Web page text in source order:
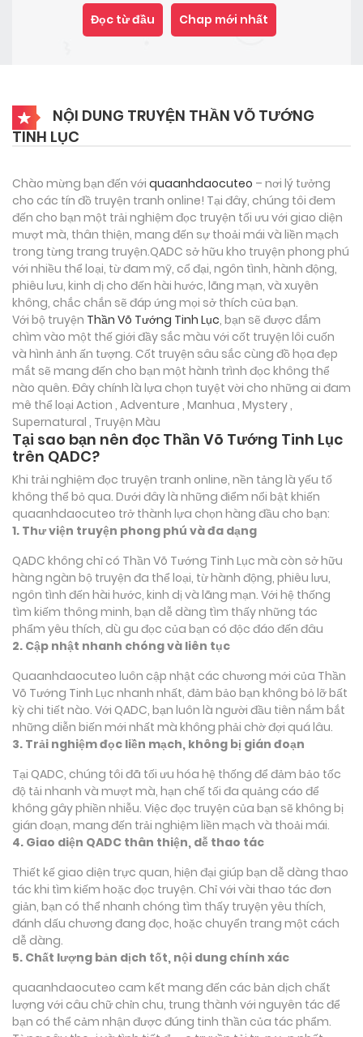
Đọc từ đầu Chap mới nhất
NỘI DUNG TRUYỆN THẦN VÕ TƯỚNG
TINH LỤC
Chào mừng bạn đến với quaanhdaocuteo – nơi lý tưởng
cho các tín đồ truyện tranh online! Tại đây, chúng tôi đem
đến cho bạn một trải nghiệm đọc truyện tối ưu với giao diện
mượt mà, thân thiện, mang đến sự thoải mái và liền mạch
trong từng trang truyện.QADC sở hữu kho truyện phong phú
với nhiều thể loại, từ đam mỹ, cổ đại, ngôn tình, hành động,
phiêu lưu, kinh dị cho đến hài hước, lãng mạn, và xuyên
không, chắc chắn sẽ đáp ứng mọi sở thích của bạn.
Với bộ truyện Thần Võ Tướng Tinh Lục, bạn sẽ được đắm
chìm vào một thế giới đầy sắc màu với cốt truyện lôi cuốn
và hình ảnh ấn tượng. Cốt truyện sâu sắc cùng đồ họa đẹp
mắt sẽ mang đến cho bạn một hành trình đọc không thể
nào quên. Đây chính là lựa chọn tuyệt vời cho những ai đam
mê thể loại Action , Adventure , Manhua , Mystery ,
Supernatural , Truyện Màu
Tại sao bạn nên đọc Thần Võ Tướng Tinh Lục
trên QADC?
Khi trải nghiệm đọc truyện tranh online, nền tảng là yếu tố
không thể bỏ qua. Dưới đây là những điểm nổi bật khiến
quaanhdaocuteo trở thành lựa chọn hàng đầu cho bạn:
1. Thư viện truyện phong phú và đa dạng
QADC không chỉ có Thần Võ Tướng Tinh Lục mà còn sở hữu
hàng ngàn bộ truyện đa thể loại, từ hành động, phiêu lưu,
ngôn tình đến hài hước, kinh dị và lãng mạn. Với hệ thống
tìm kiếm thông minh, bạn dễ dàng tìm thấy những tác
phẩm yêu thích, dù gu đọc của bạn có độc đáo đến đâu
2. Cập nhật nhanh chóng và liên tục
Quaanhdaocuteo luôn cập nhật các chương mới của Thần
Võ Tướng Tinh Lục nhanh nhất, đảm bảo bạn không bỏ lỡ bất
kỳ chi tiết nào. Với QADC, bạn luôn là người đầu tiên nắm bắt
những diễn biến mới nhất mà không phải chờ đợi quá lâu.
3. Trải nghiệm đọc liền mạch, không bị gián đoạn
Tại QADC, chúng tôi đã tối ưu hóa hệ thống để đảm bảo tốc
độ tải nhanh và mượt mà, hạn chế tối đa quảng cáo để
không gây phiền nhiễu. Việc đọc truyện của bạn sẽ không bị
gián đoạn, mang đến trải nghiệm liền mạch và thoải mái.
4. Giao diện QADC thân thiện, dễ thao tác
Thiết kế giao diện trực quan, hiện đại giúp bạn dễ dàng thao
tác khi tìm kiếm hoặc đọc truyện. Chỉ với vài thao tác đơn
giản, bạn có thể nhanh chóng tìm thấy truyện yêu thích,
đánh dấu chương đang đọc, hoặc chuyển trang một cách
dễ dàng.
5. Chất lượng bản dịch tốt, nội dung chính xác
quaanhdaocuteo cam kết mang đến các bản dịch chất
lượng với câu chữ chỉn chu, trung thành với nguyên tác để
bạn có thể cảm nhận được đúng tinh thần của tác phẩm.